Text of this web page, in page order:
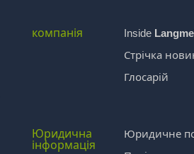
компанія Inside
Стрічка
Глосарій
Юридична
інформація
Юридичне